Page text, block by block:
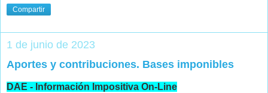
Compartir
1 de junio de 2023
Aportes y contribuciones. Bases imponibles
DAE - Información Impositiva On-Line